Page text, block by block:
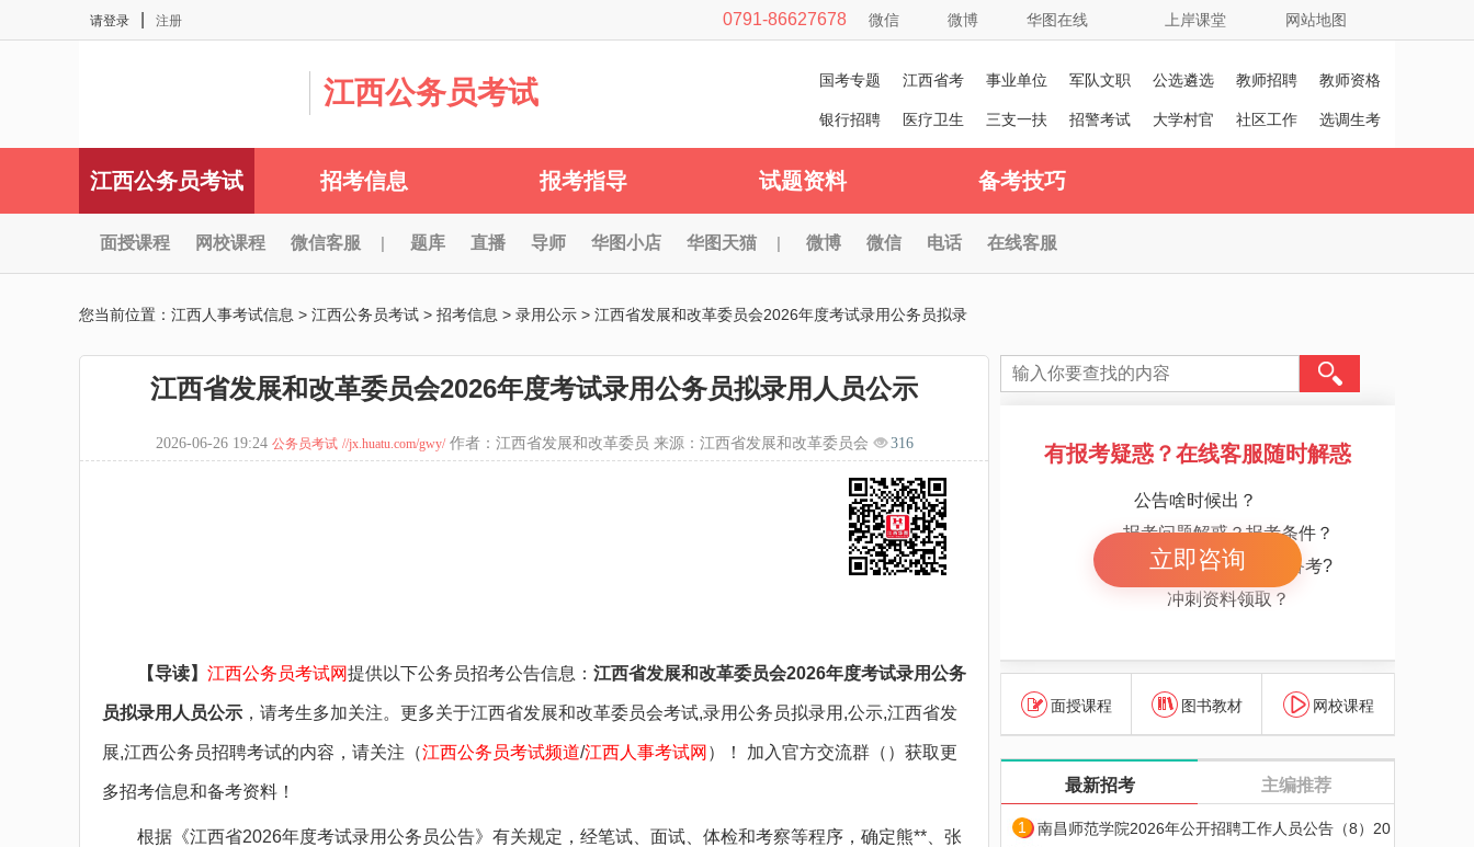
请登录 注册 微信 微博 华图在线 上岸课堂 网站地图
0791-86627678
江西公务员考试 国考专题 江西省考 事业单位 军队文职 公选遴选 教师招聘
教师资格
证
银行招聘 医疗卫生 三支一扶 招警考试 大学村官
社区工作
选调生考
江西公务员考试 招考信息 报考指导 试题资料 备考技巧
面授课程 网校课程 微信客服 | 题库 直播 导师 华图小店 华图天猫 | 微博 微信 电话 在线客服
您当前位置： 江西人事考试信息 > 江西公务员考试 > 招考信息 > 录用公示 > 江西省发展和改革委员会2026年度考试录用公务员拟录
江西省发展和改革委员会2026年度考试录用公务员拟录用人员公示
2026-06-26 19:24 公务员考试 //jx.huatu.com/gwy/作者：江西省发展和改革委员 来源：江西省发展和改革委员会 316
【导读】 江西公务员考试网提供以下公务员招考公告信息： 江西省发展和改革委员会2026年度考试录用公务
员拟录用人员公示 ，请考生多加关注。更多关于江西省发展和改革委员会考试,录用公务员拟录用,公示,江西省发
展,江西公务员招聘考试的内容，请关注（江西公务员考试频道/江西人事考试网 ）！ 加入官方交流群（ ）获取更
多招考信息和备考资料！
根据《江西省2026年度考试录用公务员公告》有关规定，经笔试、面试、体检和考察等程序，确定熊**、张
有报考疑惑？在线客服随时解惑
公告啥时候出？
报考问题解惑？报考条件？
报考岗位解惑 怎么备考?
冲刺资料领取？
立即咨询
面授课程 图书教材 网校课程
最新招考 主编推荐
1 南昌师范学院2026年公开招聘工作人员公告（8）20